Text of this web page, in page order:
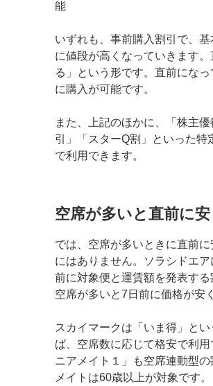
能
いずれも、事前購入割引で、
に値段が高くなっていきます
る」という形です。直前にな
に購入が可能です。
また、上記のほかに、「株主
引」「スターQ割」といった
で利用できます。
空席が多いと直前に
では、空席が多いときに直前
にはありません。ソラシドエ
前に対象便と運賃額を発表す
空席が多いと7日前に価格が安
スカイマークは「いま得」と
ば、空席数に応じて格安で利
ニアメイト１」も空席連動型
メイトは60歳以上が対象です。